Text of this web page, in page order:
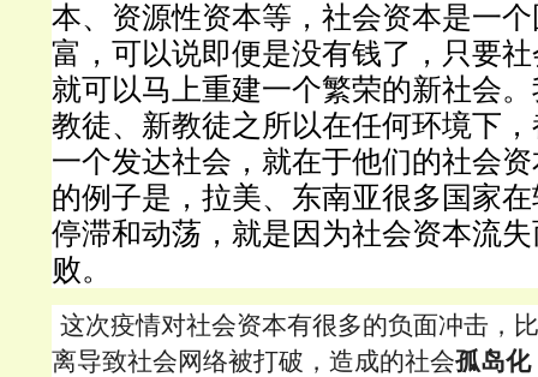
本、资源性资本等，社会资本是一
富，可以说即便是没有钱了，只要
就可以马上重建一个繁荣的新社会
教徒、新教徒之所以在任何环境下
一个发达社会，就在于他们的社会
的例子是，拉美、东南亚很多国家
停滞和动荡，就是因为社会资本流
败。
这次疫情对社会资本有很多的负面冲击，
离导致社会网络被打破，造成的社会孤岛化